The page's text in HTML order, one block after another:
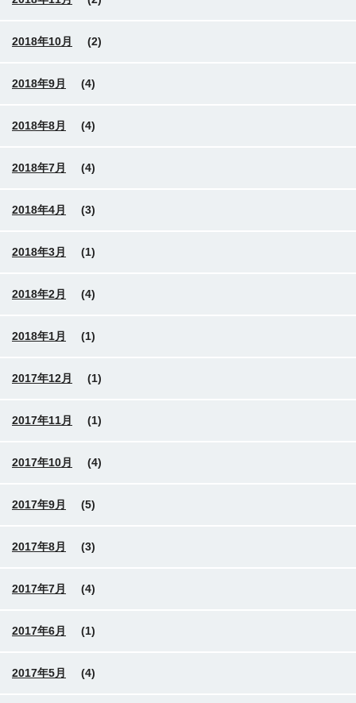
2018年10月 (2)
2018年9月 (4)
2018年8月 (4)
2018年7月 (4)
2018年4月 (3)
2018年3月 (1)
2018年2月 (4)
2018年1月 (1)
2017年12月 (1)
2017年11月 (1)
2017年10月 (4)
2017年9月 (5)
2017年8月 (3)
2017年7月 (4)
2017年6月 (1)
2017年5月 (4)